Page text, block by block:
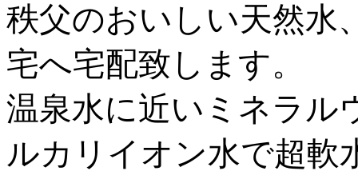
秩父のおいしい天然水
宅へ宅配致します。
温泉水に近いミネラル
ルカリイオン水で超軟